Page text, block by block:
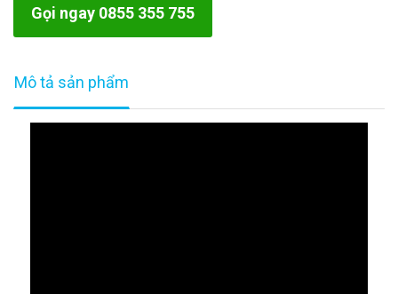
Gọi ngay 0855 355 755
Mô tả sản phẩm